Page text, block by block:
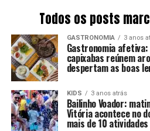
Todos os posts
GASTRONOMIA 3 anos
Gastronomia
capixabas reúnem
despertam as boas
KIDS 3 anos atrás
Bailinho Voador:
Vitória acontece no
mais de 10 atividades